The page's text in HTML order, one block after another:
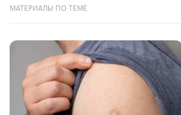
МАТЕРИАЛЫ ПО ТЕМЕ